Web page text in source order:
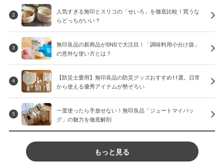
2
人気すぎる無印とスリコの「せいろ」を徹底比較！買うな
らどっちがいい？
3
無印良品の新商品がSNSで大注目！「調味料用小分け袋」
の意外な使い方とは？
4
【防災士愛用】無印良品の防災グッズおすすめ11選。日常
から使える優秀アイテムが勢ぞろい
5
一度使ったら手放せない！無印良品「ジュートマイバッ
グ」の魅力を徹底解剖
もっと見る